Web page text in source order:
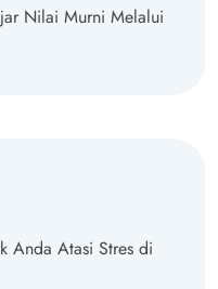
Nilai Murni Melalui
Anda Atasi Stres di